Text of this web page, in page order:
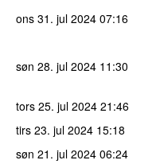
ons 31. jul 2024 07:16
søn 28. jul 2024 11:30
tors 25. jul 2024 21:46
tirs 23. jul 2024 15:18
søn 21. jul 2024 06:24